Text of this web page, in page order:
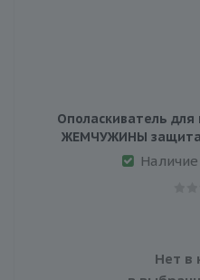
Ополаскиватель для
ЖЕМЧУЖИНЫ защита
Нет в